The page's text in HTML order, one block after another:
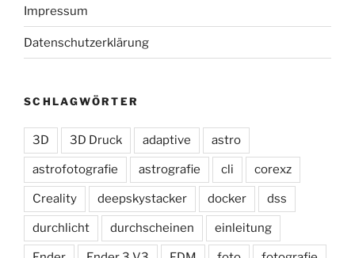
Impressum
Datenschutzerklärung
SCHLAGWÖRTER
3D 3D Druck adaptive astro
astrofotografie astrografie cli corexz
Creality deepskystacker docker dss
durchlicht durchscheinen einleitung